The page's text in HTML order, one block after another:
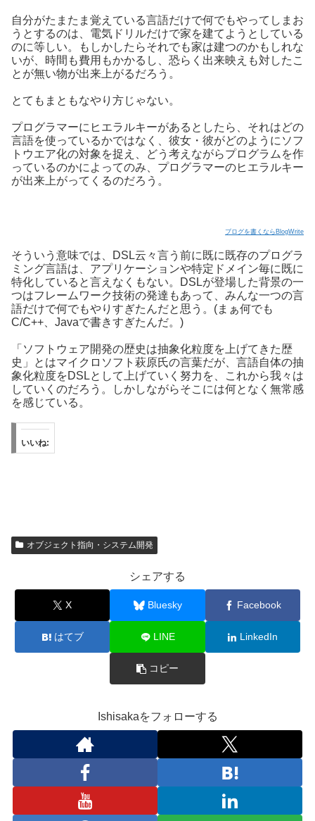
自分がたまたま覚えている言語だけで何でもやってしまお
うとするのは、電気ドリルだけで家を建てようとしている
のに等しい。もしかしたらそれでも家は建つのかもしれな
いが、時間も費用もかかるし、恐らく出来映えも対したこ
とが無い物が出来上がるだろう。
とてもまともなやり方じゃない。
プログラマーにヒエラルキーがあるとしたら、それはどの
言語を使っているかではなく、彼女・彼がどのようにソフ
トウエア化の対象を捉え、どう考えながらプログラムを作
っているのかによってのみ、プログラマーのヒエラルキー
が出来上がってくるのだろう。
ブログを書くならBlogWrite
そういう意味では、DSL云々言う前に既に既存のプログラ
ミング言語は、アプリケーションや特定ドメイン毎に既に
特化していると言えなくもない。DSLが登場した背景の一
つはフレームワーク技術の発達もあって、みんな一つの言
語だけで何でもやりすぎたんだと思う。(まぁ何でも
C/C++、Javaで書きすぎたんだ。)
「ソフトウェア開発の歴史は抽象化粒度を上げてきた歴
史」とはマイクロソフト萩原氏の言葉だが、言語自体の抽
象化粒度をDSLとして上げていく努力を、これから我々は
していくのだろう。しかしながらそこには何となく無常感
を感じている。
いいね:
オブジェクト指向・システム開発
シェアする
X Bluesky Facebook
はてブ LINE LinkedIn
コピー
Ishisakaをフォローする